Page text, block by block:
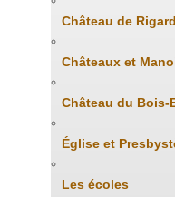
Château de
Châteaux et
Château du Bois-
Église et
Les écoles